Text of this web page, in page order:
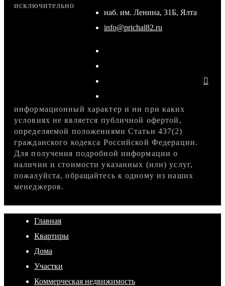
наб. им. Ленина, 31Б, Ялта
info@prichal82.ru
исключительно
информационный характер и ни при каких
условиях не является публичной офертой,
определяемой положениями Статьи 437(2)
гражданского кодекса Российской Федерации.
Для получения подробной информации о
наличии и стоимости указанных (или) услуг,
пожалуйста, обращайтесь к одному из наших
менеджеров.
Главная
Квартиры
Дома
Участки
Коммерческая недвижимость